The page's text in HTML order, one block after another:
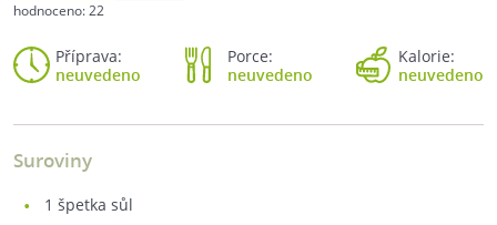
hodnoceno:22
Příprava:
neuvedeno
Porce:
neuvedeno
Kalorie:
neuvedeno
Suroviny
1 špetka sůl